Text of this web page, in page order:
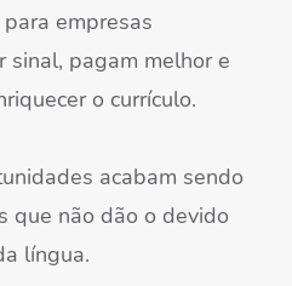
empresas
sinal, pagam melhor e
o currículo.
acabam sendo
que não dão o devido
língua.